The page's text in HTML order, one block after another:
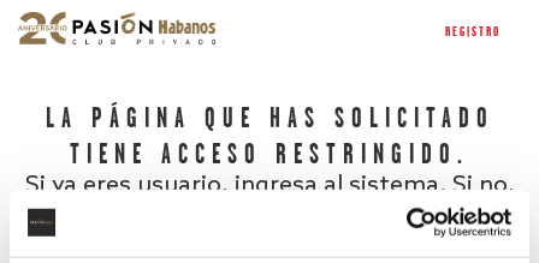
REGISTRO
LA PÁGINA QUE HAS SOLICITADO
TIENE ACCESO RESTRINGIDO.
Si ya eres usuario, ingresa al sistema. Si no,